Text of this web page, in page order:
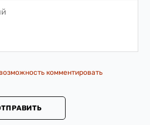
комментировать